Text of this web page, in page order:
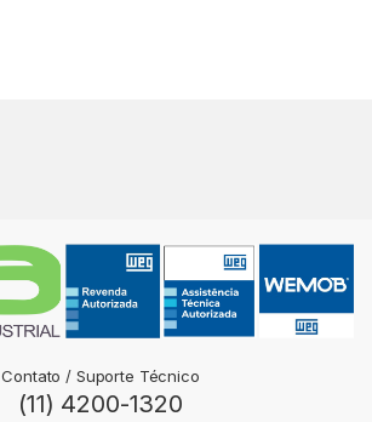
Contato / Suporte Técnico
(11) 4200-1320